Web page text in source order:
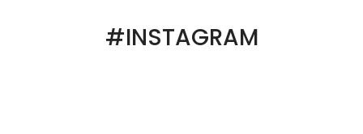
#INSTAGRAM